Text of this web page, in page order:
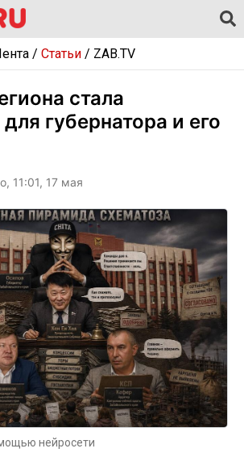
/ Статьи/ ZAB.TV
стала
губернатора и его
11:01, 17 мая
нейросети